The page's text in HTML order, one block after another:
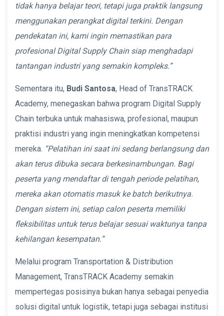
tidak hanya belajar teori, tetapi juga praktik langsung
menggunakan perangkat digital terkini. Dengan
pendekatan ini, kami ingin memastikan para
profesional Digital Supply Chain siap menghadapi
tantangan industri yang semakin kompleks.”
Sementara itu, Budi Santosa, Head of TransTRACK
Academy, menegaskan bahwa program Digital Supply
Chain terbuka untuk mahasiswa, profesional, maupun
praktisi industri yang ingin meningkatkan kompetensi
mereka. “Pelatihan ini saat ini sedang berlangsung dan
akan terus dibuka secara berkesinambungan. Bagi
peserta yang mendaftar di tengah periode pelatihan,
mereka akan otomatis masuk ke batch berikutnya.
Dengan sistem ini, setiap calon peserta memiliki
fleksibilitas untuk terus belajar sesuai waktunya tanpa
kehilangan kesempatan.”
Melalui program Transportation & Distribution
Management, TransTRACK Academy semakin
mempertegas posisinya bukan hanya sebagai penyedia
solusi digital untuk logistik, tetapi juga sebagai institusi